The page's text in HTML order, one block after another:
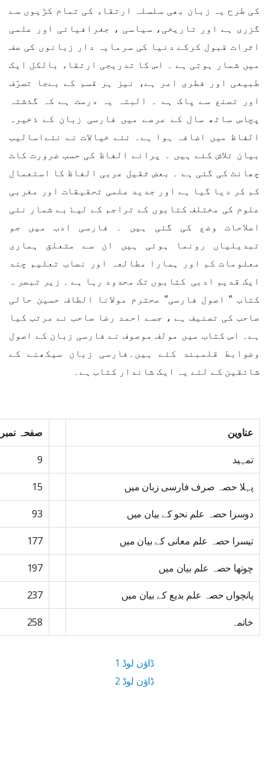
کی طرح یہ زبان بھی سلسلہ ارتقاء کی تمام کڑیوں سے
گزری ہے اور تاریخی، سیاسی ، جغرافیائی اور علمی
اثرات قبول کرکے دنیا کی سرمایہ دار زبانوں کی صف
میں شمار ہوتی ہے ۔ اس کا تدریجی ارتقاء بالکل ایک
طبیعی اور فطری امر ہے، نیز ہر قسم کے بےجا تصرّف
اور تصنع سے پاک ہے ۔ البتہ یہ درست ہے کہ گذشتہ
پچاس ساٹھ سال کے عرصے میں فارسی زبان کے ذخیرہ
الفاظ میں اضافہ ہوا ہے۔ نئے خیالات نے نئےاسالیب
بیان تلاش کئے ہیں ۔ پرانے الفاظ کی حسب ضرورت کاٹ
چھانٹ کی گئی ہے ۔ بعض ثقیل عربی الفاظ کا استعمال
کم کر دیا گیا ہے اور جدید علمی تحقیقات اور مغربی
علوم کی مختلف کتابوں کے تراجم کے لیۓ بے شمار نئی
اصلاحات وضع کی گئی ہیں ۔ فارسی ادب میں جو
تبدیلیاں رونما ہوئی ہیں ان سے متعلق ہماری
معلومات کم اور ہمارا مطالعہ اور نصاب تعلیم چند
ایک قدیم ادبی کتابوں تک محدود رہا ہے ۔ زیر تبصر ہ
کتاب ” اصول فارسی” محترم مولانا الطاف حسین حالی
صاحب کی تصنیف ہے ، جسے احمد رضا صاحب نے مرتب کیا
ہے۔ اس کتاب میں مولف موصوف نے فارسی زبان کے اصول
وضوابط قلمبند کئے ہیں۔فارسی زبان سیکھنے کے
شائقین کے لئے یہ ایک شاندار کتاب ہے۔
عناوین صفحہ نمبر
تمہید 9
پہلا حصہ صرف فارسی زبان میں 15
دوسرا حصہ علم نحو کے بیان میں 93
تیسرا حصہ علم معانی کے بیان میں 177
چوتھا حصہ علم بیان میں 197
پانچواں حصہ علم بدیع کے بیان میں 237
خاتمہ 258
ڈاؤن لوڈ 1
ڈاؤن لوڈ 2